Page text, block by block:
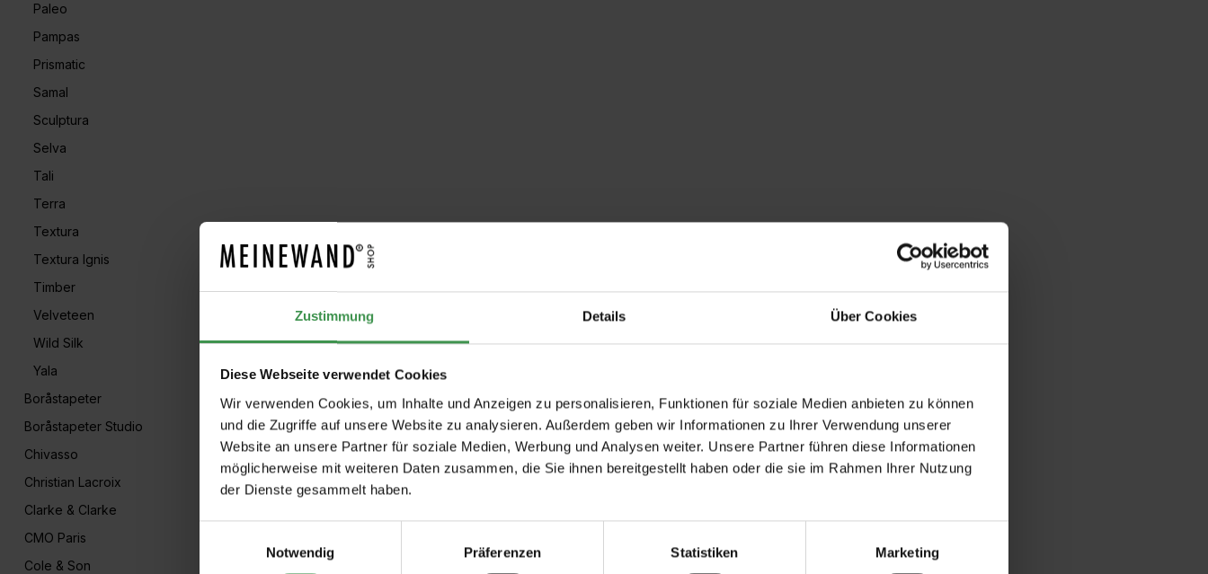
Zustimmung Details Über Cookies
Diese Webseite verwendet Cookies
Wir verwenden Cookies, um Inhalte und Anzeigen zu personalisieren, Funktionen für soziale Medien anbieten zu können
und die Zugriffe auf unsere Website zu analysieren. Außerdem geben wir Informationen zu Ihrer Verwendung unserer
Website an unsere Partner für soziale Medien, Werbung und Analysen weiter. Unsere Partner führen diese Informationen
möglicherweise mit weiteren Daten zusammen, die Sie ihnen bereitgestellt haben oder die sie im Rahmen Ihrer Nutzung
der Dienste gesammelt haben.
Notwendig
Präferenzen Statistiken Marketing
Paleo
Pampas
Prismatic
Samal
Sculptura
Selva
Tali
Terra
Textura
Textura Ignis
Timber
Velveteen
Wild Silk
Yala
Boråstapeter
Boråstapeter Studio
Chivasso
Christian Lacroix
Clarke & Clarke
CMO Paris
Cole & Son